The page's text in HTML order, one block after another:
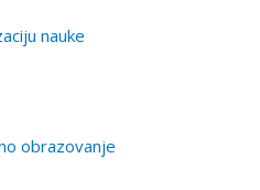
nauke
obrazovanje